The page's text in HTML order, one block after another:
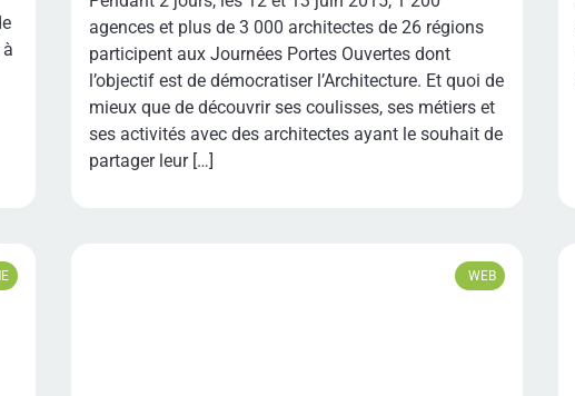
agences et plus de 3 000 architectes de 26 régions
participent aux Journées Portes Ouvertes dont
l’objectif est de démocratiser l’Architecture. Et quoi de
mieux que de découvrir ses coulisses, ses métiers et
ses activités avec des architectes ayant le souhait de
partager leur […]
WEB